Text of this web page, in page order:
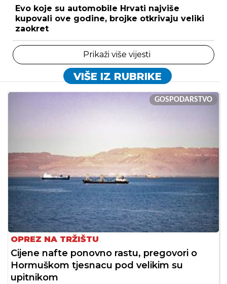
Evo koje su automobile Hrvati najviše
kupovali ove godine, brojke otkrivaju veliki
zaokret
Prikaži više vijesti
VIŠE IZ RUBRIKE
GOSPODARSTVO
OPREZ NA TRŽIŠTU
Cijene nafte ponovno rastu, pregovori o
Hormuškom tjesnacu pod velikim su
upitnikom